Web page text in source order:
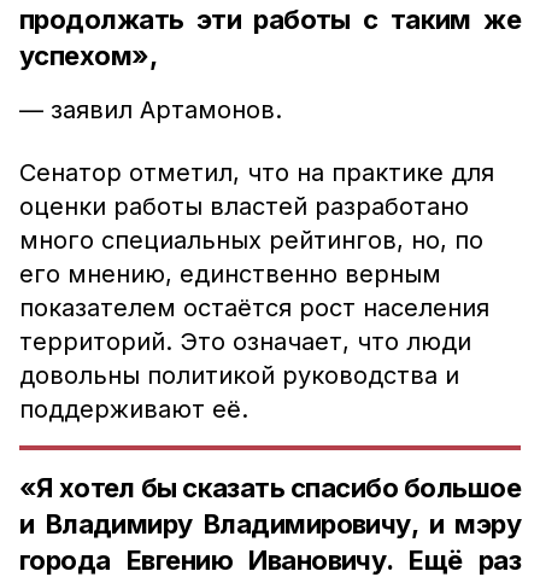
продолжать эти работы с таким же
успехом»,
— заявил Артамонов.
Сенатор отметил, что на практике для
оценки работы властей разработано
много специальных рейтингов, но, по
его мнению, единственно верным
показателем остаётся рост населения
территорий. Это означает, что люди
довольны политикой руководства и
поддерживают её.
«Я хотел бы сказать спасибо большое
и Владимиру Владимировичу, и мэру
города Евгению Ивановичу. Ещё раз